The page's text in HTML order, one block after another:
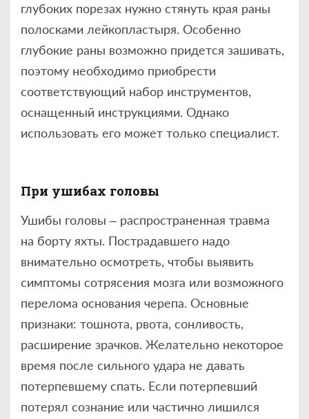
глубоких порезах нужно стянуть края раны
полосками лейкопластыря. Особенно
глубокие раны возможно придется зашивать,
поэтому необходимо приобрести
соответствующий набор инструментов,
оснащенный инструкциями. Однако
использовать его может только специалист.
При ушибах головы
Ушибы головы – распространенная травма
на борту яхты. Пострадавшего надо
внимательно осмотреть, чтобы выявить
симптомы сотрясения мозга или возможного
перелома основания черепа. Основные
признаки: тошнота, рвота, сонливость,
расширение зрачков. Желательно некоторое
время после сильного удара не давать
потерпевшему спать. Если потерпевший
потерял сознание или частично лишился